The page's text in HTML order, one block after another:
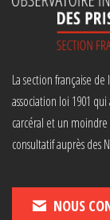
La section française
association loi 1901
carcéral et un
consultatif auprès des
NOUS